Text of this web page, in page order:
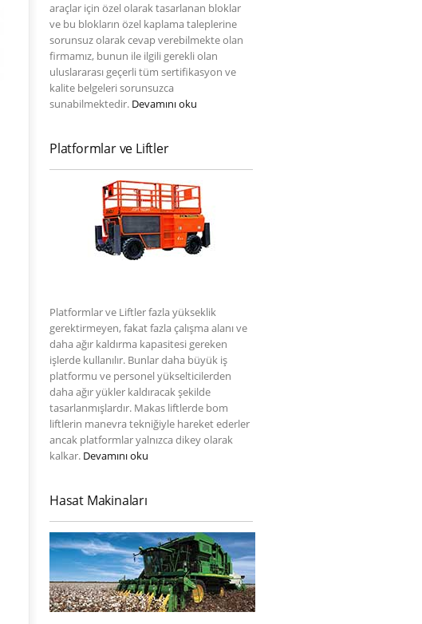
araçlar için özel olarak tasarlanan bloklar
ve bu blokların özel kaplama taleplerine
sorunsuz olarak cevap verebilmekte olan
firmamız, bunun ile ilgili gerekli olan
uluslararası geçerli tüm sertifikasyon ve
kalite belgeleri sorunsuzca
sunabilmektedir. Devamını oku
Platformlar ve Liftler
Platformlar ve Liftler fazla yükseklik
gerektirmeyen, fakat fazla çalışma alanı ve
daha ağır kaldırma kapasitesi gereken
işlerde kullanılır. Bunlar daha büyük iş
platformu ve personel yükselticilerden
daha ağır yükler kaldıracak şekilde
tasarlanmışlardır. Makas liftlerde bom
liftlerin manevra tekniğiyle hareket ederler
ancak platformlar yalnızca dikey olarak
kalkar. Devamını oku
Hasat Makinaları